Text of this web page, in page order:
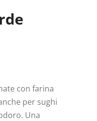
con farina
per sughi
Una